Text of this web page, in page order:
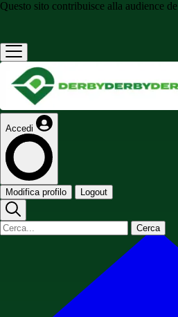
Questo sito contribuisce alla audience de
Accedi
Modifica profilo Logout
Cerca